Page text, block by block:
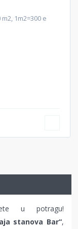
1m2=300 e
u potragu!
stanova Bar“,